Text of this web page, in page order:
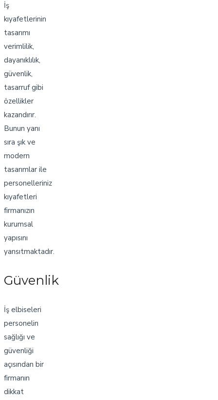
İş
kıyafetlerinin
tasarımı
verimlilik,
dayanıklılık,
güvenlik,
tasarruf gibi
özellikler
kazandırır.
Bunun yanı
sıra şık ve
modern
tasarımlar ile
personelleriniz
kıyafetleri
firmanızın
kurumsal
yapısını
yansıtmaktadır.
Güvenlik
İş elbiseleri
personelin
sağlığı ve
güvenliği
açısından bir
firmanın
dikkat